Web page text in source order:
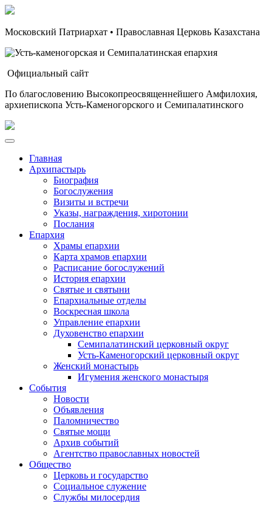
Московский Патриархат • Православная Церковь Казахстана
Официальный сайт
По благословению Высокопреосвященнейшего Амфилохия,
архиепископа Усть-Каменогорского и Семипалатинского
Главная
Архипастырь
Биография
Богослужения
Визиты и встречи
Указы, награждения, хиротонии
Послания
Епархия
Храмы епархии
Карта храмов епархии
Расписание богослужений
История епархии
Святые и святыни
Епархиальные отделы
Воскресная школа
Управление епархии
Духовенство епархии
Семипалатинский церковный округ
Усть-Каменогорский церковный округ
Женский монастырь
Игумения женского монастыря
События
Новости
Объявления
Паломничество
Святые мощи
Архив событий
Агентство православных новостей
Общество
Церковь и государство
Социальное служение
Службы милосердия